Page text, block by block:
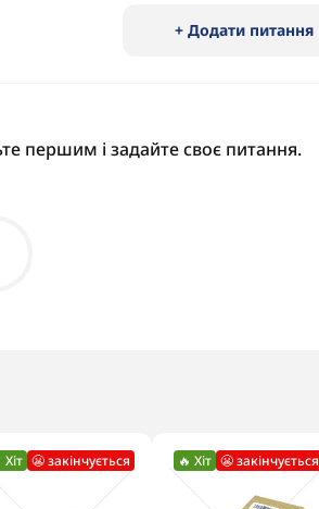
+ Додати питання
першим і задайте своє питання.
Хіт 😬 закінчується 🔥 Хіт 😬 закінчується